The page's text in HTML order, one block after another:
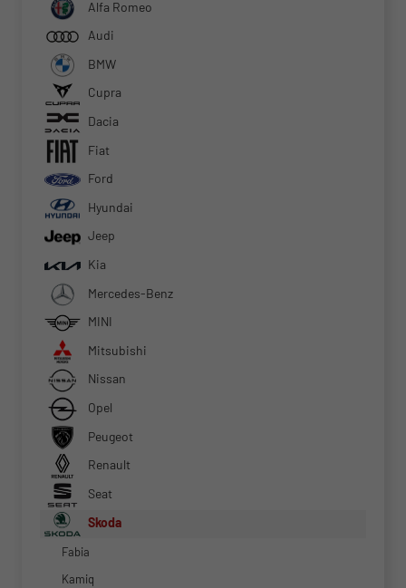
Alfa Romeo
Audi
BMW
Cupra
Dacia
Fiat
Ford
Hyundai
Jeep
Kia
Mercedes-Benz
MINI
Mitsubishi
Nissan
Opel
Peugeot
Renault
Seat
Skoda
Fabia
Kamiq